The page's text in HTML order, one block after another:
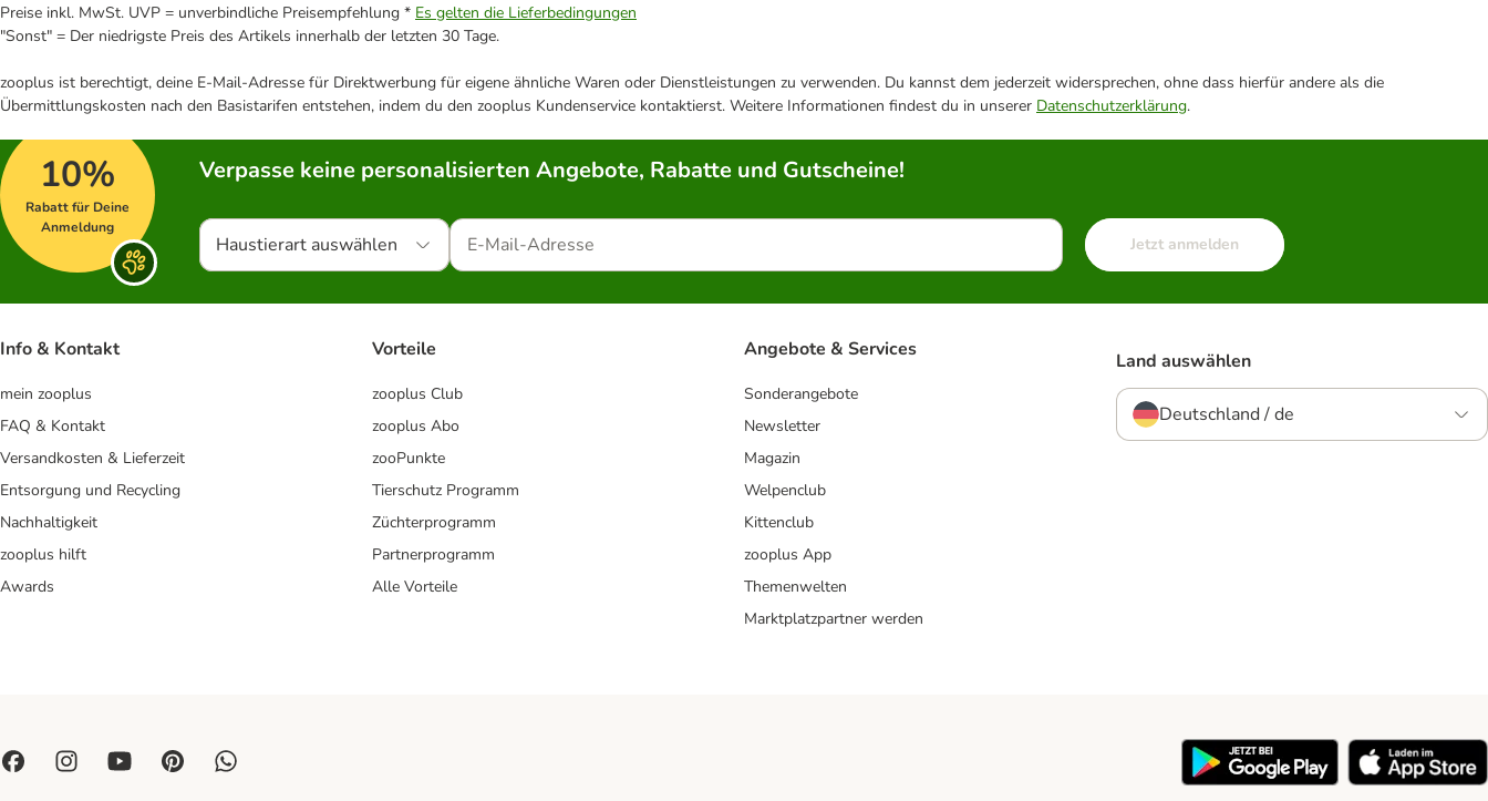
Preise inkl. MwSt. UVP = unverbindliche Preisempfehlung * Es gelten die Lieferbedingungen
"Sonst" = Der niedrigste Preis des Artikels innerhalb der letzten 30 Tage.
zooplus ist berechtigt, deine E-Mail-Adresse für Direktwerbung für eigene ähnliche Waren oder Dienstleistungen zu verwenden. Du kannst dem jederzeit widersprechen, ohne dass hierfür andere als die
Übermittlungskosten nach den Basistarifen entstehen, indem du den zooplus Kundenservice kontaktierst. Weitere Informationen findest du in unserer Datenschutzerklärung.
10%
Rabatt für Deine
Anmeldung
Verpasse keine personalisierten Angebote, Rabatte und Gutscheine!
Haustierart auswählen Jetzt anmelden
Info & Kontakt
mein zooplus
FAQ & Kontakt
Versandkosten & Lieferzeit
Entsorgung und Recycling
Nachhaltigkeit
zooplus hilft
Awards
Vorteile
zooplus Club
zooplus Abo
zooPunkte
Tierschutz Programm
Züchterprogramm
Partnerprogramm
Alle Vorteile
Angebote & Services
Sonderangebote
Newsletter
Magazin
Welpenclub
Kittenclub
zooplus App
Themenwelten
Marktplatzpartner werden
Land auswählen
Deutschland / de